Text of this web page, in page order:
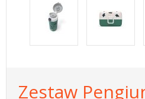
Zestaw